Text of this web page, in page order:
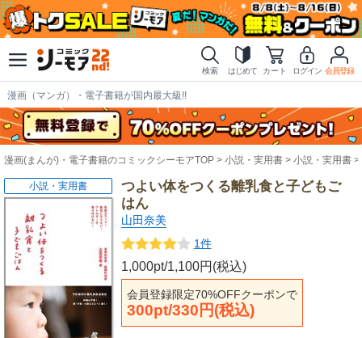
検索 はじめて カート ログイン 会員登録
漫画（マンガ）・電子書籍が国内最大級!!
漫画(まんが)・電子書籍のコミックシーモアTOP 小説・実用書 小説・実用書
つよい体をつくる離乳食と子どもご
はん
山田奈美
1件
1,000pt/1,100円(税込)
会員登録限定70%OFFクーポンで
300pt/330円(税込)
小説・実用書